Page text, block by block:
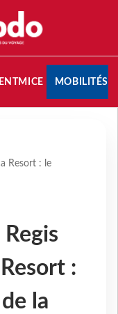
MICE MOBILITÉS
Resort : le
:
la